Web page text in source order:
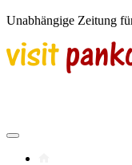
Unabhängige Zeitung